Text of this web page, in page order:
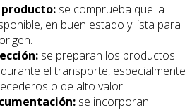
se comprueba que la
en buen estado y lista para
se preparan los productos
el transporte, especialmente
o de alto valor.
se incorporan